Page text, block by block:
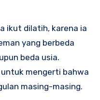
ikut dilatih, karena ia
yang berbeda
beda usia.
mengerti bahwa
masing-masing.